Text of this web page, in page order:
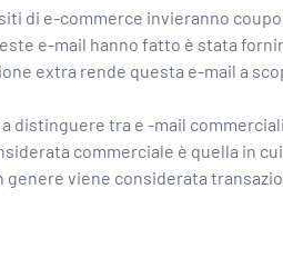
di e-commerce invieranno
e-mail hanno fatto è stata
extra rende questa e-mail a
distinguere tra e -mail
commerciale è quella in
viene considerata